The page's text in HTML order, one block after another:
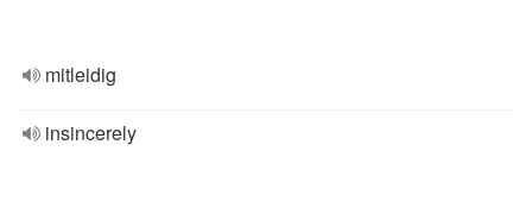
mitleidig
insincerely